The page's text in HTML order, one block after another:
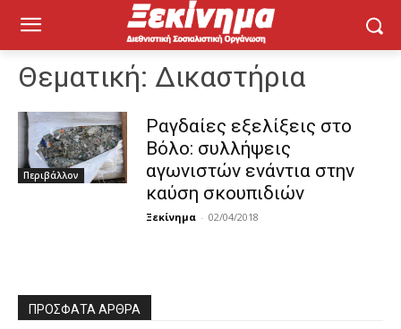
Θεματική: Δικαστήρια
Περιβάλλον
Ραγδαίες εξελίξεις στο
Βόλο: συλλήψεις
αγωνιστών ενάντια στην
καύση σκουπιδιών
Ξεκίνημα - 02/04/2018
ΠΡΌΣΦΑΤΑ ΆΡΘΡΑ